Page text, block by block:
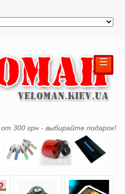
300 грн - выбирайте подарок!
☰